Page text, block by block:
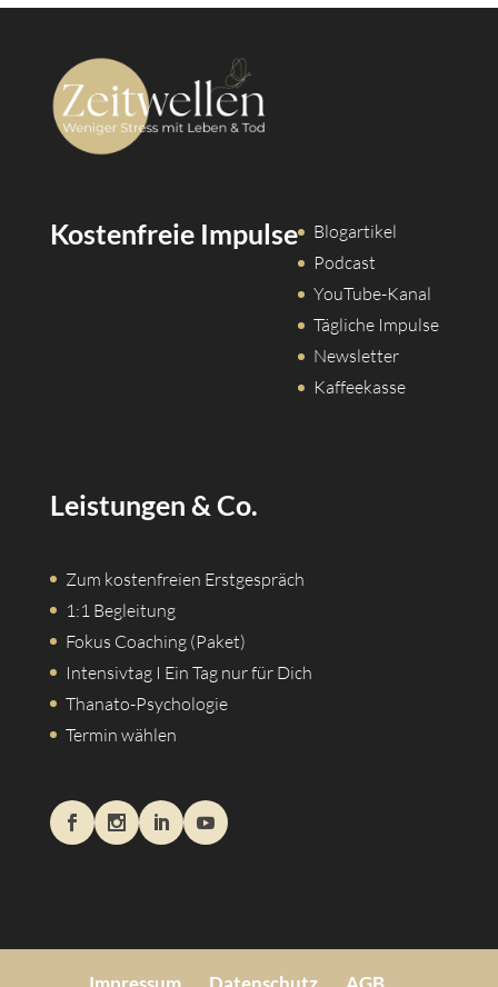
Kostenfreie Impulse
Blogartikel
Podcast
YouTube-Kanal
Tägliche Impulse
Newsletter
Kaffeekasse
Leistungen & Co.
Zum kostenfreien Erstgespräch
1:1 Begleitung
Fokus Coaching (Paket)
Intensivtag I Ein Tag nur für Dich
Thanato-Psychologie
Termin wählen